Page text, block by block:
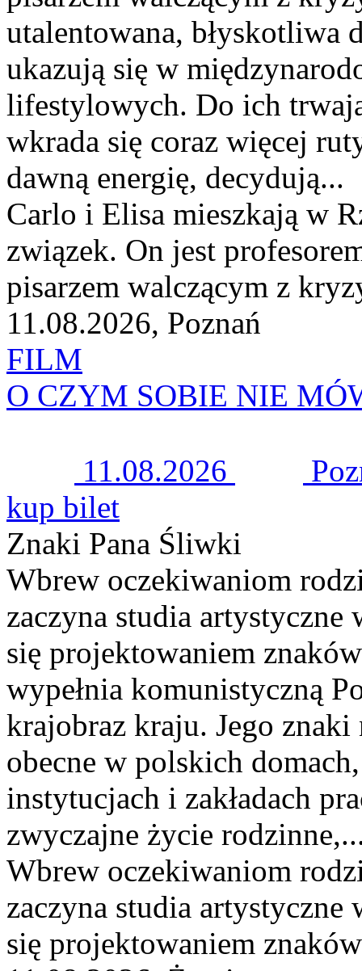
utalentowana,
ukazują się w
lifestylowych. Do ich
wkrada się coraz więcej
dawną energię, decydują...
Carlo i Elisa mieszkają w
związek. On jest
pisarzem walczącym z
11.08.2026, Poznań
FILM
O CZYM SOBIE NIE
11.08.2026
kup bilet
Znaki Pana Śliwki
Wbrew oczekiwaniom
zaczyna studia artystyczne
się projektowaniem
wypełnia komunistyczną
krajobraz kraju. Jego znaki
obecne w polskich
instytucjach i zakładach
zwyczajne życie
Wbrew oczekiwaniom
zaczyna studia artystyczne
się projektowaniem